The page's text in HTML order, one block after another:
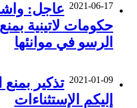
2021-06-17 عاجل:
حكومات لاتينية
الرسو في موانئها
2021-01-09 تذكير بمنع
إليكم الإستثناءات